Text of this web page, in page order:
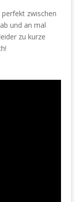
zwischen
und an mal
zu kurze